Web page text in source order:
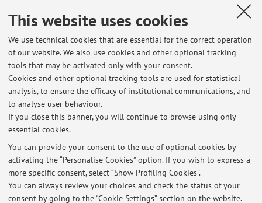
This website uses cookies
We use technical cookies that are essential for the correct operation
of our website. We also use cookies and other optional tracking
tools that may be activated only with your consent.
Cookies and other optional tracking tools are used for statistical
analysis, to ensure the efficacy of institutional communications, and
to analyse user behaviour.
If you close this banner, you will continue to browse using only
essential cookies.
You can provide your consent to the use of optional cookies by
activating the “Personalise Cookies” option. If you wish to express a
more specific consent, select “Show Profiling Cookies”.
You can always review your choices and check the status of your
consent by going to the “Cookie Settings” section on the website.
Latest news
RISULTATI ESAME STORIA CONTEMPORANEA 17 Luglio 2026
Published on: July 17 2026
RISULTATI ESAME STORIA E ANALISI DELLE COMUNICAZIONI DI
MASSA 17 Luglio O 2026
Published on: July 17 2026
Risultati esame 5 giugno '26 Storia contemporanea
Published on: June 05 2026